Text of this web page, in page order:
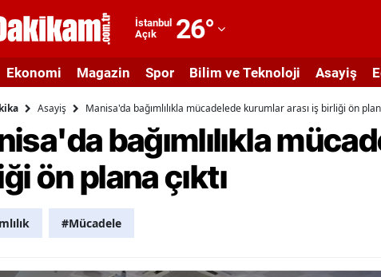
İstanbul
Açık
26°
Adıyaman
Afyonkarahisar
Ağrı
Amasya
Ekonomi Magazin Spor Bilim ve Teknoloji Asayiş
Asayiş Manisa'da bağımlılıkla mücadelede kurumlar arası iş birliği ön
bağımlılıkla
ön plana çıktı
#Mücadele